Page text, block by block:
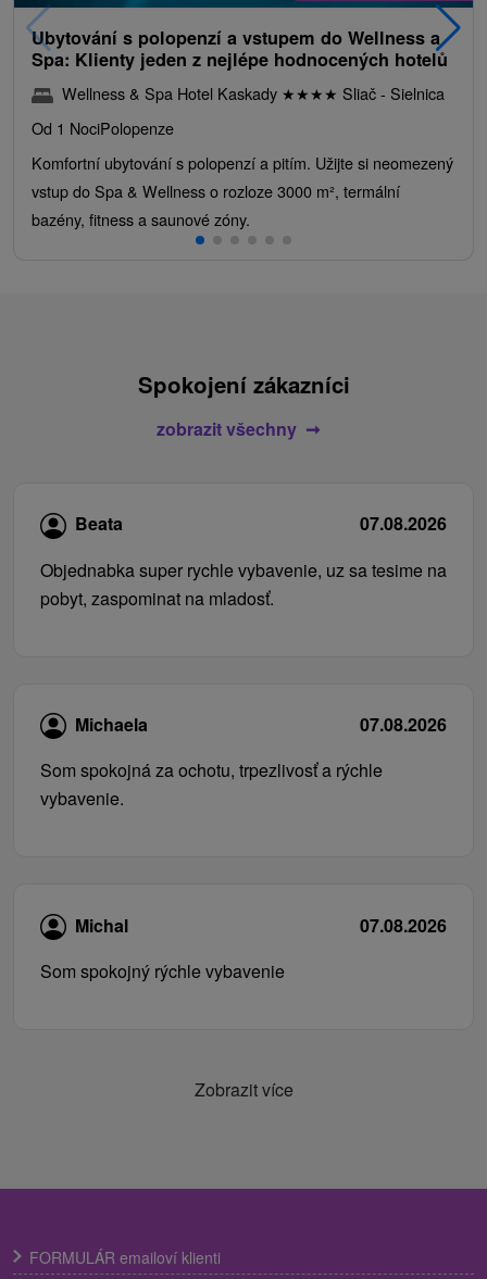
Ubytování s polopenzí a vstupem do Wellness a
Spa: Klienty jeden z nejlépe hodnocených hotelů
Wellness & Spa Hotel Kaskady ★★★★ Sliač - Sielnica
Od 1 NociPolopenze
Komfortní ubytování s polopenzí a pitím. Užijte si neomezený
vstup do Spa & Wellness o rozloze 3000 m², termální
bazény, fitness a saunové zóny.
Spokojení zákazníci
zobrazit všechny
Beata
07.08.2026
Objednabka super rychle vybavenie, uz sa tesime na
pobyt, zaspominat na mladosť.
Michaela
07.08.2026
Som spokojná za ochotu, trpezlivosť a rýchle
vybavenie.
Michal
07.08.2026
Som spokojný rýchle vybavenie
Zobrazit více
FORMULÁR emailoví klienti